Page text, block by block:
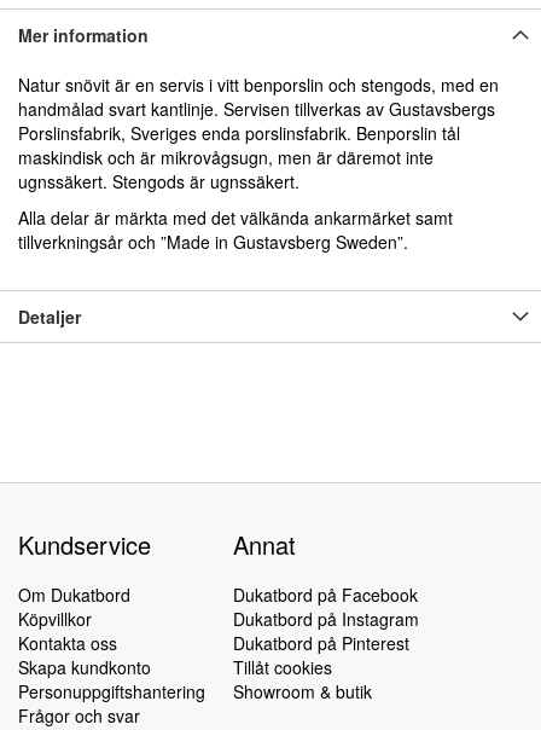
Mer information
Natur snövit är en servis i vitt benporslin och stengods, med en
handmålad svart kantlinje. Servisen tillverkas av Gustavsbergs
Porslinsfabrik, Sveriges enda porslinsfabrik. Benporslin tål
maskindisk och är mikrovågsugn, men är däremot inte
ugnssäkert. Stengods är ugnssäkert.
Alla delar är märkta med det välkända ankarmärket samt
tillverkningsår och ”Made in Gustavsberg Sweden”.
Detaljer
Kundservice
Om Dukatbord
Köpvillkor
Kontakta oss
Skapa kundkonto
Personuppgiftshantering
Frågor och svar
Annat
Dukatbord på Facebook
Dukatbord på Instagram
Dukatbord på Pinterest
Tillåt cookies
Showroom & butik